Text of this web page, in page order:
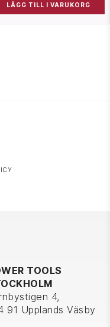
LÄGG TILL I VARUKORG
TOOLS
4,
91 Upplands Väsby